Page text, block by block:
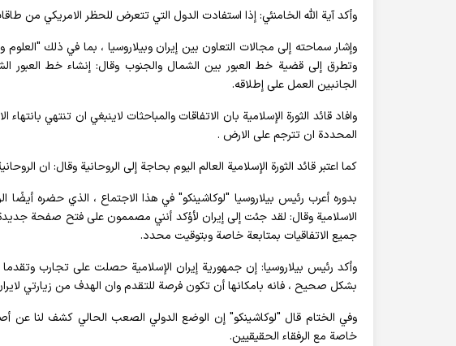
وأكد آية الله الخامنئي: إذا استفادت الدول التي تتعرض للحظر الامريكي
وإشار سماحته إلى مجالات التعاون بين إيران وبيلاروسيا ، بما في ذلك "العلوم
وتطرق إلى قضية خط العبور بين الشمال والجنوب وقال: إنشاء خط العبور
الجانبين العمل على إطلاقه.
وافاد قائد الثورة الإسلامية بان الاتفاقات والمباحثات لاينبغي ان تنتهي
المحددة ان تترجم على الارض .
كما اعتبر قائد الثورة الإسلامية العالم اليوم بحاجة إلى الروحانية وقال: ان
بدوره أعرب رئيس بيلاروسيا "لوكاشينكو" في هذا الاجتماع ، الذي حضره أيضًا
الاسلامية وقال: لقد جئت إلى إيران لأؤكد أنني مصممون على فتح صفحة جديدة
جميع الاتفاقيات بمتابعة خاصة وبتوقيت محدد.
وأكد رئيس بيلاروسيا: إن جمهورية إيران الإسلامية حصلت على تجارب
بشكل صحيح ، فانه بامكانها أن تكون فرصة للتقدم وان الهدف من زيارتي
وفي الختام قال "لوكاشينكو" إن الوضع الدولي الصعب الحالي كشف لنا عن
خاصة مع الرفقاء الحقيقيين.